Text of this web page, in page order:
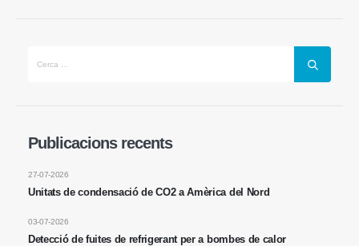
Publicacions recents
Unitats de condensació de CO2 a Amèrica del Nord
27-07-2026
Detecció de fuites de refrigerant per a bombes de calor
03-07-2026
:0086-371-67169097
Whatsapp : +8618595618735
Wechat : 18569903598